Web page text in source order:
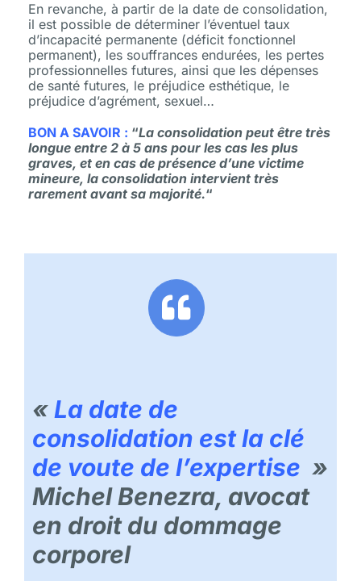
En revanche, à partir de la date de consolidation,
il est possible de déterminer l’éventuel taux
d’incapacité permanente (déficit fonctionnel
permanent), les souffrances endurées, les pertes
professionnelles futures, ainsi que les dépenses
de santé futures, le préjudice esthétique, le
préjudice d’agrément, sexuel…
BON A SAVOIR : “La consolidation peut être très
longue entre 2 à 5 ans pour les cas les plus
graves, et en cas de présence d’une victime
mineure, la consolidation intervient très
rarement avant sa majorité.“
«La date de
consolidation est la clé
de voute de l’expertise »
Michel Benezra, avocat
en droit du dommage
corporel